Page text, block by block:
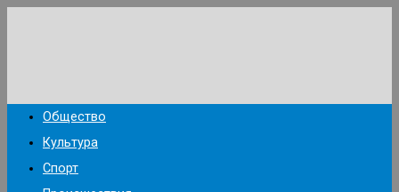
Общество
Культура
Спорт